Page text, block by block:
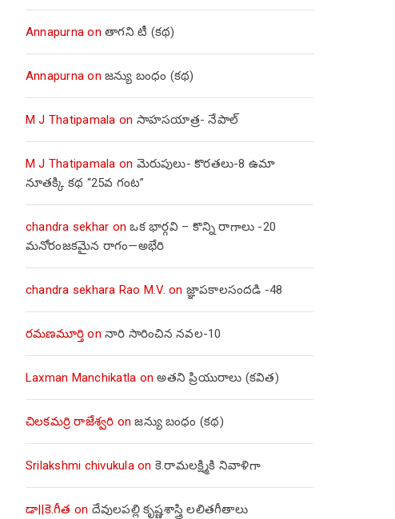
Annapurna onతాగని టీ (కథ)
Annapurna onజన్యు బంధం (కథ)
M J Thatipamala on సాహసయాత్ర- నేపాల్‌
M J Thatipamala on మెరుపులు- కొరతలు-8 ఉమా
నూతక్కి కథ “25వ గంట”
chandra sekhar onఒక భార్గవి – కొన్ని రాగాలు -20
మనోరంజకమైన రాగం—అభేరి
chandra sekhara Rao M.V. on జ్ఞాపకాలసందడి -48
రమణమూర్తి onనారి సారించిన నవల-10
Laxman Manchikatla onఅతని ప్రియురాలు (కవిత)
చిలకమర్రి రాజేశ్వరి onజన్యు బంధం (కథ)
Srilakshmi chivukulaon కె.రామలక్ష్మికి నివాళిగా
డా||కె.గీత on దేవులపల్లి కృష్ణశాస్త్రి లలితగీతాలు